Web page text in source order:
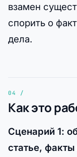
взамен
спорить о
дела.
Как это
Сценарий 1:
статье, факты